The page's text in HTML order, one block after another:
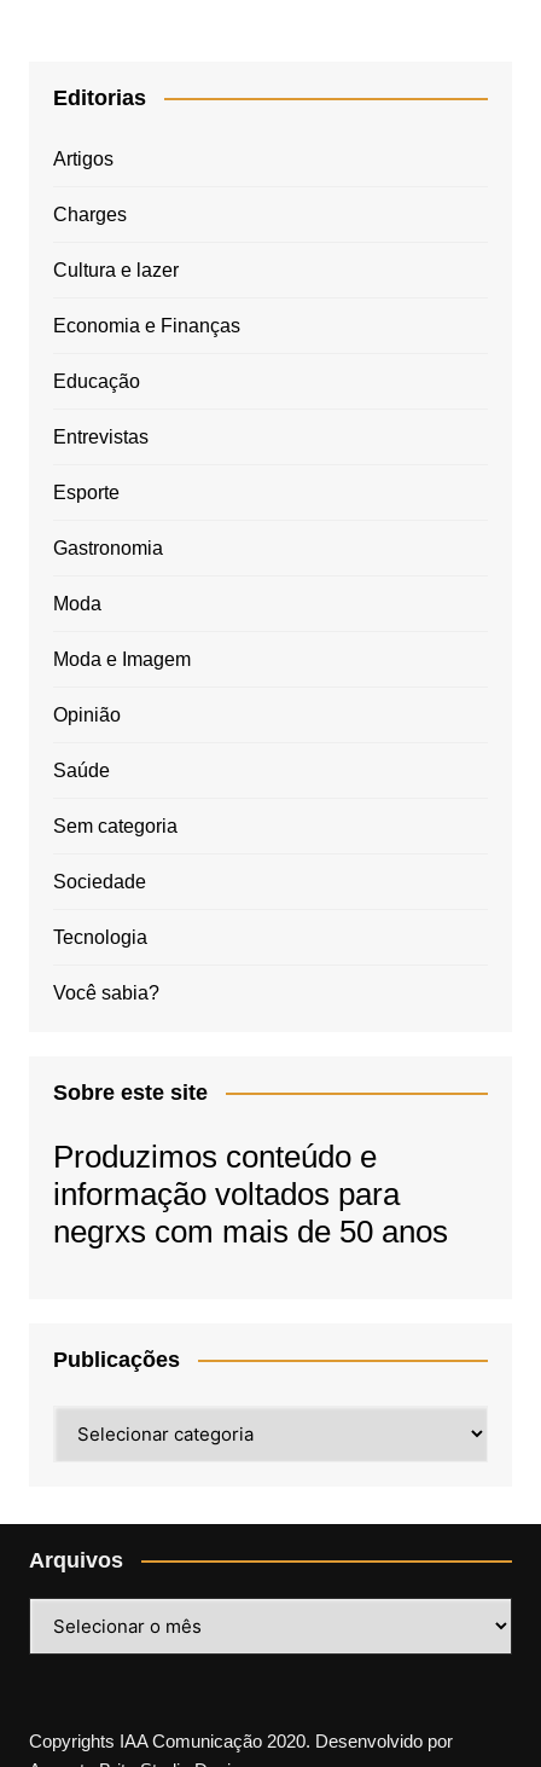
Editorias
Artigos
Charges
Cultura e lazer
Economia e Finanças
Educação
Entrevistas
Esporte
Gastronomia
Moda
Moda e Imagem
Opinião
Saúde
Sem categoria
Sociedade
Tecnologia
Você sabia?
Sobre este site
Produzimos conteúdo e
informação voltados para
negrxs com mais de 50 anos
Publicações
Arquivos
Copyrights IAA Comunicação 2020. Desenvolvido por